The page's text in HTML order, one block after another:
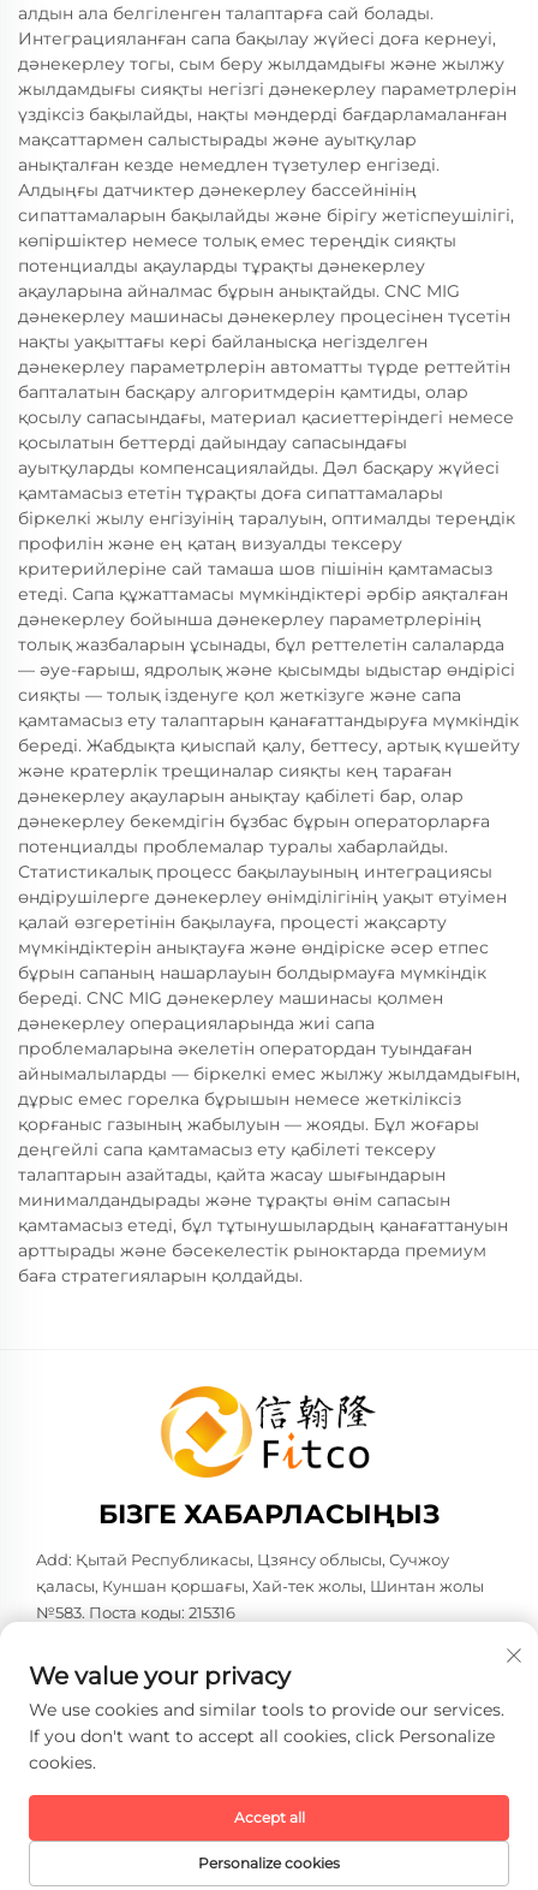
алдын ала белгіленген талаптарға сай болады.
Интеграцияланған сапа бақылау жүйесі доға кернеуі,
дәнекерлеу тогы, сым беру жылдамдығы және жылжу
жылдамдығы сияқты негізгі дәнекерлеу параметрлерін
үздіксіз бақылайды, нақты мәндерді бағдарламаланған
мақсаттармен салыстырады және ауытқулар
анықталған кезде немедлен түзетулер енгізеді.
Алдыңғы датчиктер дәнекерлеу бассейнінің
сипаттамаларын бақылайды және бірігу жетіспеушілігі,
көпіршіктер немесе толық емес тереңдік сияқты
потенциалды ақауларды тұрақты дәнекерлеу
ақауларына айналмас бұрын анықтайды. CNC MIG
дәнекерлеу машинасы дәнекерлеу процесінен түсетін
нақты уақыттағы кері байланысқа негізделген
дәнекерлеу параметрлерін автоматты түрде реттейтін
бапталатын басқару алгоритмдерін қамтиды, олар
қосылу сапасындағы, материал қасиеттеріндегі немесе
қосылатын беттерді дайындау сапасындағы
ауытқуларды компенсациялайды. Дәл басқару жүйесі
қамтамасыз ететін тұрақты доға сипаттамалары
біркелкі жылу енгізуінің таралуын, оптималды тереңдік
профилін және ең қатаң визуалды тексеру
критерийлеріне сай тамаша шов пішінін қамтамасыз
етеді. Сапа құжаттамасы мүмкіндіктері әрбір аяқталған
дәнекерлеу бойынша дәнекерлеу параметрлерінің
толық жазбаларын ұсынады, бұл реттелетін салаларда
— әуе-ғарыш, ядролық және қысымды ыдыстар өндірісі
сияқты — толық ізденуге қол жеткізуге және сапа
қамтамасыз ету талаптарын қанағаттандыруға мүмкіндік
береді. Жабдықта қиыспай қалу, беттесу, артық күшейту
және кратерлік трещиналар сияқты кең тараған
дәнекерлеу ақауларын анықтау қабілеті бар, олар
дәнекерлеу бекемдігін бұзбас бұрын операторларға
потенциалды проблемалар туралы хабарлайды.
Статистикалық процесс бақылауының интеграциясы
өндірушілерге дәнекерлеу өнімділігінің уақыт өтуімен
қалай өзгеретінін бақылауға, процесті жақсарту
мүмкіндіктерін анықтауға және өндіріске әсер етпес
бұрын сапаның нашарлауын болдырмауға мүмкіндік
береді. CNC MIG дәнекерлеу машинасы қолмен
дәнекерлеу операцияларында жиі сапа
проблемаларына әкелетін оператордан туындаған
айнымалыларды — біркелкі емес жылжу жылдамдығын,
дұрыс емес горелка бұрышын немесе жеткіліксіз
қорғаныс газының жабылуын — жояды. Бұл жоғары
деңгейлі сапа қамтамасыз ету қабілеті тексеру
талаптарын азайтады, қайта жасау шығындарын
минималдандырады және тұрақты өнім сапасын
қамтамасыз етеді, бұл тұтынушылардың қанағаттануын
арттырады және бәсекелестік рыноктарда премиум
баға стратегияларын қолдайды.
БІЗГЕ ХАБАРЛАСЫҢЫЗ
Add: Қытай Республикасы, Цзянсу облысы, Сучжоу
қаласы, Куншан қоршағы, Хай-тек жолы, Шинтан жолы
№583. Поста коды: 215316
Электрондық пошта:
[email protected]
Copyright © 2026 Faith-Han Intelligent Technology Co., Ltd.
саясаты
We value your privacy
We use cookies and similar tools to provide our services.
If you don't want to accept all cookies, click Personalize
cookies.
Personalize cookies
Accept all